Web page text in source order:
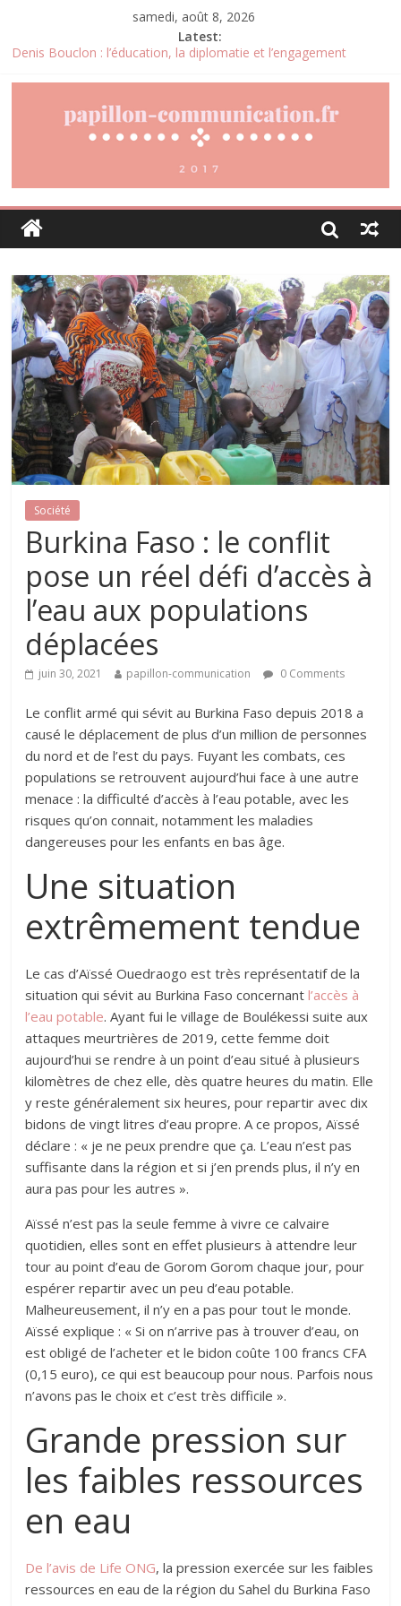
samedi, août 8, 2026
Latest:
Denis Bouclon : l’éducation, la diplomatie et l’engagement
marchés africains
Pourquoi la gestion locative devient un levier stratégique pour
Daniel Moquet : quand les avis clients deviennent un levier
d’amélioration continue ?
Agria : une assurance santé animale conçue pour répondre aux
besoins des propriétaires
Société
Burkina Faso : le conflit
pose un réel défi d’accès à
l’eau aux populations
déplacées
juin 30, 2021 papillon-communication 0 Comments
Le conflit armé qui sévit au Burkina Faso depuis 2018 a
causé le déplacement de plus d’un million de personnes
du nord et de l’est du pays. Fuyant les combats, ces
populations se retrouvent aujourd’hui face à une autre
menace : la difficulté d’accès à l’eau potable, avec les
risques qu’on connait, notamment les maladies
dangereuses pour les enfants en bas âge.
Une situation
extrêmement tendue
Le cas d’Aïssé Ouedraogo est très représentatif de la
situation qui sévit au Burkina Faso concernantl’accès à
l’eau potable. Ayant fui le village de Boulékessi suite aux
attaques meurtrières de 2019, cette femme doit
aujourd’hui se rendre à un point d’eau situé à plusieurs
kilomètres de chez elle, dès quatre heures du matin. Elle
y reste généralement six heures, pour repartir avec dix
bidons de vingt litres d’eau propre. A ce propos, Aïssé
déclare : « je ne peux prendre que ça. L’eau n’est pas
suffisante dans la région et si j’en prends plus, il n’y en
aura pas pour les autres ».
Aïssé n’est pas la seule femme à vivre ce calvaire
quotidien, elles sont en effet plusieurs à attendre leur
tour au point d’eau de Gorom Gorom chaque jour, pour
espérer repartir avec un peu d’eau potable.
Malheureusement, il n’y en a pas pour tout le monde.
Aïssé explique : « Si on n’arrive pas à trouver d’eau, on
est obligé de l’acheter et le bidon coûte 100 francs CFA
(0,15 euro), ce qui est beaucoup pour nous. Parfois nous
n’avons pas le choix et c’est très difficile ».
Grande pression sur
les faibles ressources
en eau
De l’avis de Life ONG, la pression exercée sur les faibles
ressources en eau de la région du Sahel du Burkina Faso